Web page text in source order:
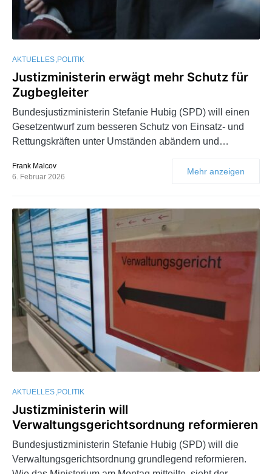
AKTUELLES POLITIK
Justizministerin erwägt mehr Schutz für
Zugbegleiter
Bundesjustizministerin Stefanie Hubig (SPD) will einen
Gesetzentwurf zum besseren Schutz von Einsatz- und
Rettungskräften unter Umständen abändern und…
Frank Malcov
6. Februar 2026
Mehr anzeigen
AKTUELLES POLITIK
Justizministerin will
Verwaltungsgerichtsordnung reformieren
Bundesjustizministerin Stefanie Hubig (SPD) will die
Verwaltungsgerichtsordnung grundlegend reformieren.